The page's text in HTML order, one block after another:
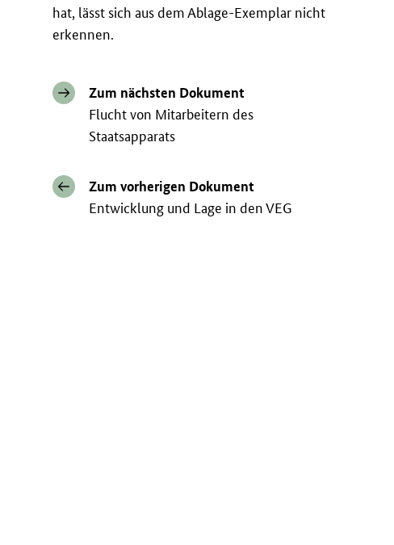
hat, lässt sich aus dem Ablage-Exemplar nicht
erkennen.
Zum nächsten Dokument
Flucht von Mitarbeitern des
Staatsapparats
Zum vorherigen Dokument
Entwicklung und Lage in den VEG